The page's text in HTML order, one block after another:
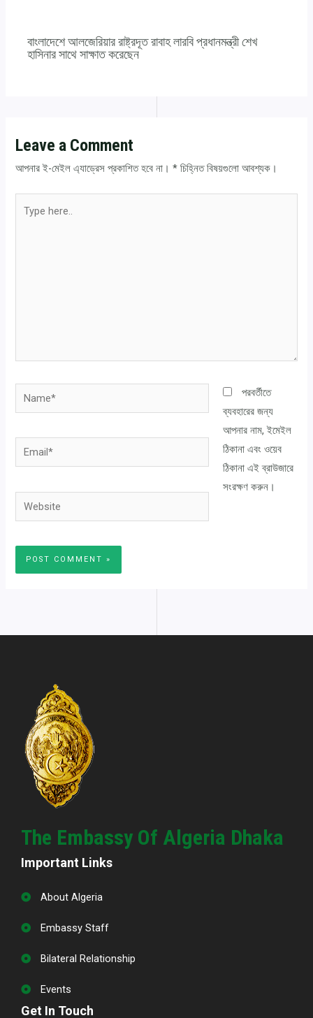
বাংলাদেশে আলজেরিয়ার রাষ্ট্রদূত রাবাহ লারবি প্রধানমন্ত্রী শেখ
হাসিনার সাথে সাক্ষাত করেছেন
Leave a Comment
আপনার ই-মেইল এ্যাড্রেস প্রকাশিত হবে না। * চিহ্নিত বিষয়গুলো আবশ্যক।
here..
Name*
Email*
Website
পরবর্তীতে
ব্যবহারের জন্য
আপনার নাম, ইমেইল
ঠিকানা এবং ওয়েব
ঠিকানা এই ব্রাউজারে
সংরক্ষণ করুন।
The Embassy Of Algeria Dhaka
Important Links
About Algeria
Embassy Staff
Bilateral Relationship
Events
Get In Touch